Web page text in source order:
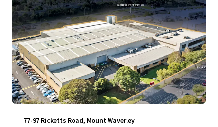
77-97 Ricketts Road, Mount Waverley